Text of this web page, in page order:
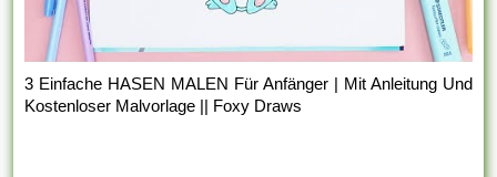
3 Einfache HASEN MALEN Für Anfänger | Mit Anleitung Und
Kostenloser Malvorlage || Foxy Draws